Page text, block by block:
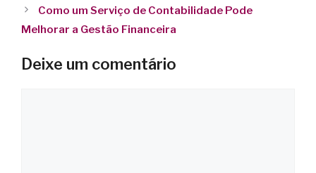
Como um Serviço de Contabilidade Pode
Melhorar a Gestão Financeira
Deixe um comentário